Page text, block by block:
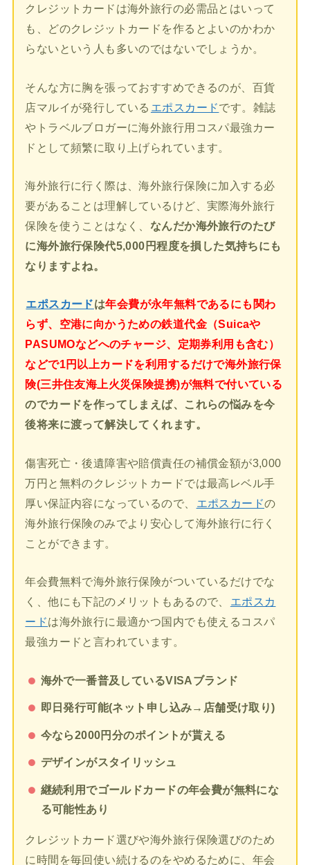
クレジットカードは海外旅行の必需品とはいって
も、どのクレジットカードを作るとよいのかわか
らないという人も多いのではないでしょうか。
そんな方に胸を張っておすすめできるのが、百貨
店マルイが発行している エポスカードです。雑誌
やトラベルブロガーに海外旅行用コスパ最強カー
ドとして頻繁に取り上げられています。
海外旅行に行く際は、海外旅行保険に加入する必
要があることは理解しているけど、実際海外旅行
保険を使うことはなく、 なんだか海外旅行のたび
に海外旅行保険代5,000円程度を損した気持ちにも
なりますよね。
エポスカードは年会費が永年無料であるにも関わ
らず、空港に向かうための鉄道代金（Suicaや
PASUMOなどへのチャージ、定期券利用も含む）
などで1円以上カードを利用するだけで海外旅行保
険(三井住友海上火災保険提携)が無料で付いている
のでカードを作ってしまえば、これらの悩みを今
後将来に渡って解決してくれます。
傷害死亡・後遺障害や賠償責任の補償金額が3,000
万円と無料のクレジットカードでは最高レベル手
厚い保証内容になっているので、
エポスカードの
海外旅行保険のみでより安心して海外旅行に行く
ことができます。
年会費無料で海外旅行保険がついているだけでな
く、他にも下記のメリットもあるので、
エポスカ
ードは海外旅行に最適かつ国内でも使えるコスパ
最強カードと言われています。
海外で一番普及しているVISAブランド
即日発行可能(ネット申し込み→店舗受け取り)
今なら2000円分のポイントが貰える
デザインがスタイリッシュ
継続利用でゴールドカードの年会費が無料にな
る可能性あり
クレジットカード選びや海外旅行保険選びのため
に時間を毎回使い続けるのをやめるために、年会